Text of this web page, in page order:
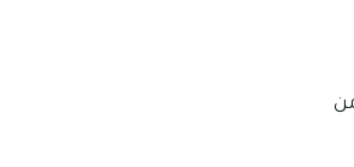
غضون 8 دقائق، ومن